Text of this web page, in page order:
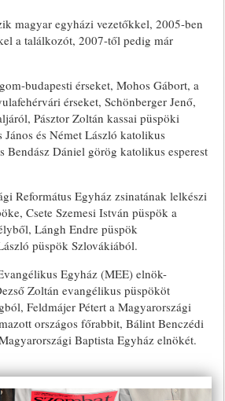
magyar egyházi vezetőkkel, 2005-ben
a találkozót, 2007-től pedig már
budapesti érseket, Mohos Gábort, a
érseket, Schönberger Jenő,
Pásztor Zoltán kassai püspöki
és Német László katolikus
Dániel görög katolikus esperest
Református Egyház zsinatának lelkészi
Csete Szemesi István püspök a
Lángh Endre püspök
püspök Szlovákiából.
Egyház (MEE) elnök-
Zoltán evangélikus püspököt
Feldmájer Pétert a Magyarországi
országos főrabbit, Bálint Benczédi
Baptista Egyház elnökét.